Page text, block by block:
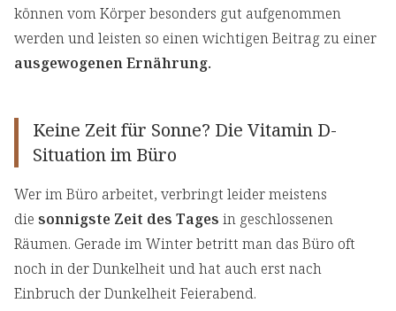
können vom Körper besonders gut aufgenommen
werden und leisten so einen wichtigen Beitrag zu einer
ausgewogenen Ernährung.
Keine Zeit für Sonne? Die Vitamin D-
Situation im Büro
Wer im Büro arbeitet, verbringt leider meistens
die sonnigste Zeit des Tages in geschlossenen
Räumen. Gerade im Winter betritt man das Büro oft
noch in der Dunkelheit und hat auch erst nach
Einbruch der Dunkelheit Feierabend.